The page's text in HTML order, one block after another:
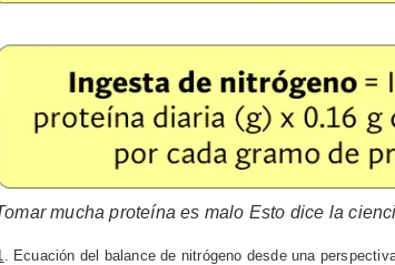
mucha proteína es malo Esto dice la
. Ecuación del balance de nitrógeno desde una